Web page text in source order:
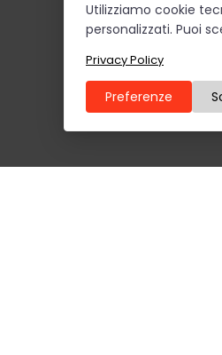
Utilizziamo cookie
personalizzati. Puoi
Privacy Policy
Preferenze